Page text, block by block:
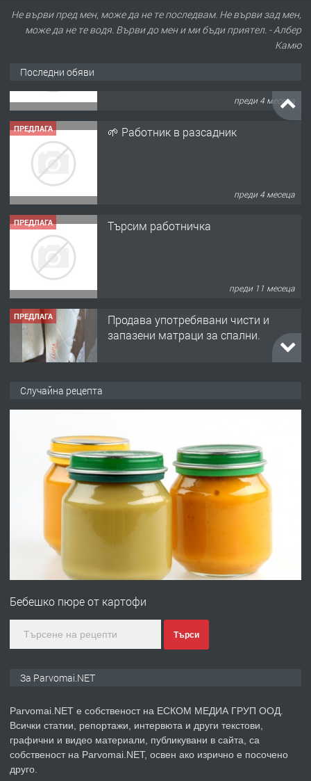
Не върви пред мен, може да не те последвам. Не върви зад мен,
може да не те водя. Върви до мен и ми бъди приятел. - Албер
Камю
Последни обяви
🌱 Работник в разсадник
Продава употребявани чисти и
преди 1 година
преди 1 година
ПРЕДЛАГА
Първи поход "По стъпките на Ангел
Войвода"
Монтажник на малки детайли за
преди 1 година
ПРЕДЛАГА
Продавам апартамент - гр.
Случайна рецепта
Бебешко пюре от картофи
Търси
За Parvomai.NET
Parvomai.NET е собственост на ЕСКОМ МЕДИА ГРУП ООД.
Всички статии, репортажи, интервюта и други текстови,
графични и видео материали, публикувани в сайта, са
собственост на Parvomai.NET, освен ако изрично е посочено
друго.